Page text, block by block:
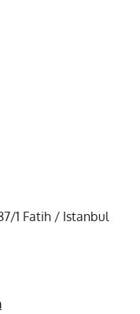
1 Fatih / Istanbul